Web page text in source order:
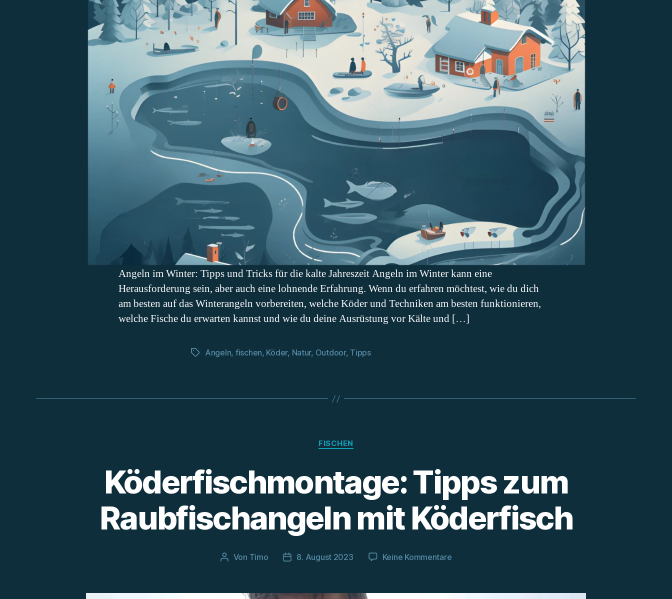
Angeln im Winter: Tipps und Tricks für die kalte Jahreszeit Angeln im Winter kann eine
Herausforderung sein, aber auch eine lohnende Erfahrung. Wenn du erfahren möchtest, wie du dich
am besten auf das Winterangeln vorbereiten, welche Köder und Techniken am besten funktionieren,
welche Fische du erwarten kannst und wie du deine Ausrüstung vor Kälte und […]
Schlagwörter
Angeln, fischen, Köder, Natur, Outdoor, Tipps
Kategorien
FISCHEN
Köderfischmontage: Tipps zum
Raubfischangeln mit Köderfisch
Beitragsautor
Von Timo Beitragsdatum
8. August 2023 Keine Kommentarezu
zum